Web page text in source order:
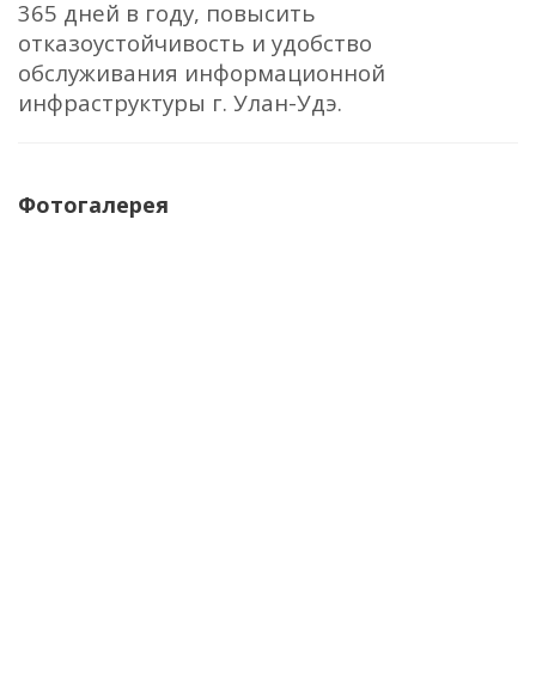
365 дней в году, повысить
отказоустойчивость и удобство
обслуживания информационной
инфраструктуры г. Улан-Удэ.
Фотогалерея